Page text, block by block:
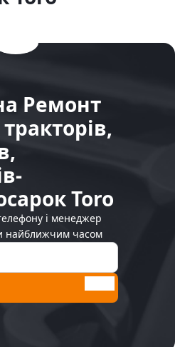
Ремонт
Toro
і менеджер
найближчим часом